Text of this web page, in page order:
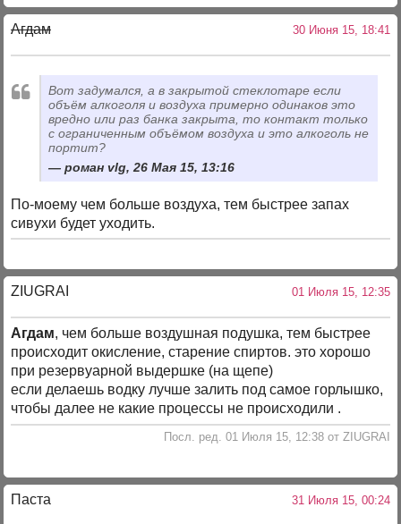
Агдам 30 Июня 15, 18:41
Вот задумался, а в закрытой стеклотаре если
объём алкоголя и воздуха примерно одинаков это
вредно или раз банка закрыта, то контакт только
с ограниченным объёмом воздуха и это алкоголь не
портит?
роман vlg, 26 Мая 15, 13:16
По-моему чем больше воздуха, тем быстрее запах
сивухи будет уходить.
ZIUGRAI 01 Июля 15, 12:35
Агдам, чем больше воздушная подушка, тем быстрее
происходит окисление, старение спиртов. это хорошо
при резервуарной выдершке (на щепе)
если делаешь водку лучше залить под самое горлышко,
чтобы далее не какие процессы не происходили .
Посл. ред. 01 Июля 15, 12:38 от ZIUGRAI
Паста 31 Июля 15, 00:24